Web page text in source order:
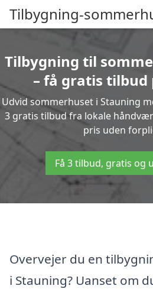
Tilbygning-
Tilbygning til
– få gratis tilbud
Udvid sommerhuset i Stauning
3 gratis tilbud fra lokale
pris uden
Få 3 tilbud, gratis og
Overvejer du en
i Stauning? Uanset om